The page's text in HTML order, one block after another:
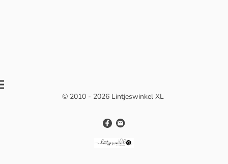
© 2010 - 2026 Lintjeswinkel XL